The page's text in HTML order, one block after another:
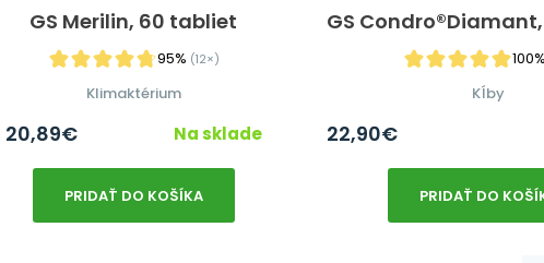
GS Merilin, 60 tabliet
95% (12×)
Klimaktérium
20,89€ Na sklade
PRIDAŤ DO KOŠÍKA
GS
100%
Kĺby
22,90€
PRIDAŤ DO